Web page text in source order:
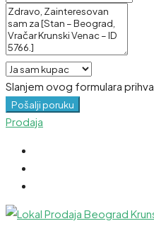
Slanjem ovog formulara
Pošalji poruku
Prodaja